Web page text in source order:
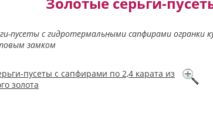
пусеты с гидротермальными сапфирами огранки
замком